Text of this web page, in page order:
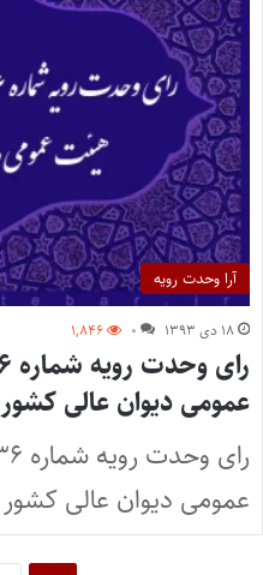
آرا وحدت رویه
۱۸ دی ۱۳۹۳ ۰ ۱,۸۴۶
عمومی دیوان عالی کشور
عمومی دیوان عالی کشور